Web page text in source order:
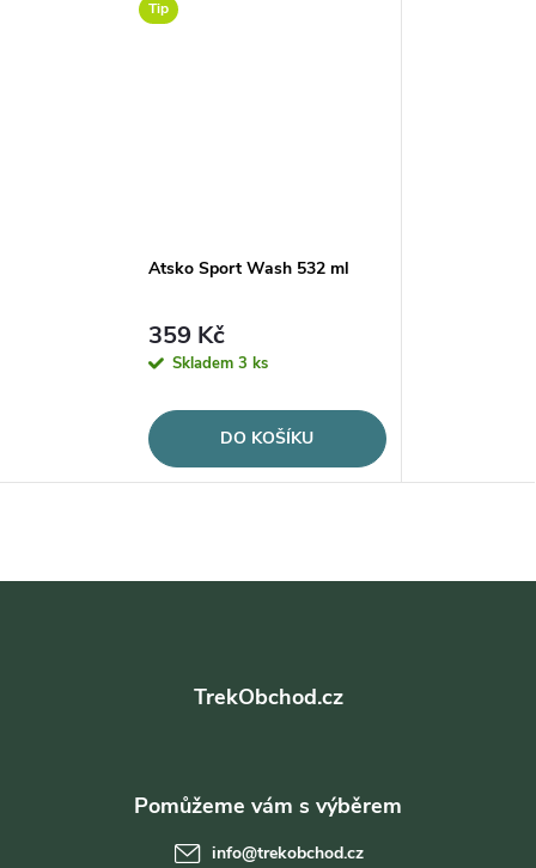
Tip
Atsko Sport Wash 532 ml
359 Kč
Skladem 3 ks
DO KOŠÍKU
TrekObchod.cz
info@trekobchod.cz